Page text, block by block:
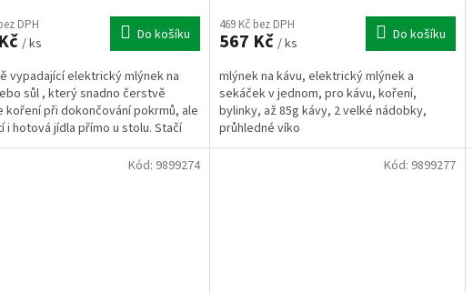
DPH
/ ks Do košíku
vypadající elektrický mlýnek na
sůl , který snadno čerstvě
koření při dokončování pokrmů, ale
i hotová jídla přímo u stolu. Stačí
469 Kč bez DPH
567 Kč / ks Do košíku
mlýnek na kávu, elektrický mlýnek a
sekáček v jednom, pro kávu, koření,
bylinky, až 85g kávy, 2 velké nádobky,
průhledné víko
Kód: 9899274 Kód: 9899277